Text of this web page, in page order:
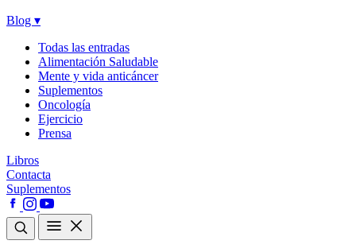
Blog ▾
Todas las entradas
Alimentación Saludable
Mente y vida anticáncer
Suplementos
Oncología
Ejercicio
Prensa
Libros
Contacta
Suplementos